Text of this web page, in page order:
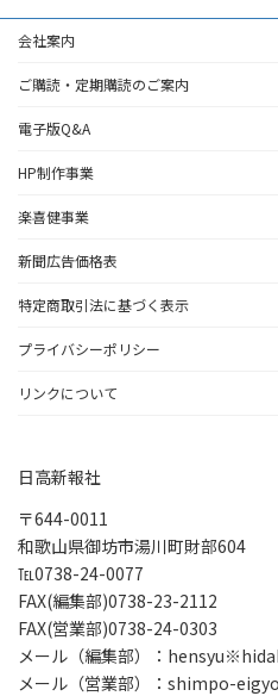
会社案内
ご購読・定期購読のご案内
電子版Q&A
HP制作事業
楽喜健事業
新聞広告価格表
特定商取引法に基づく表示
プライバシーポリシー
リンクについて
日高新報社
〒644-0011
和歌山県御坊市湯川町財部604
℡0738-24-0077
FAX(編集部)0738-23-2112
FAX(営業部)0738-24-0303
メール（編集部）：
メール（営業部）：shimpo-